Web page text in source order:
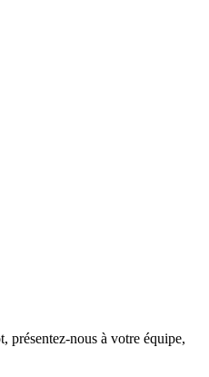
présentez-nous à votre équipe,